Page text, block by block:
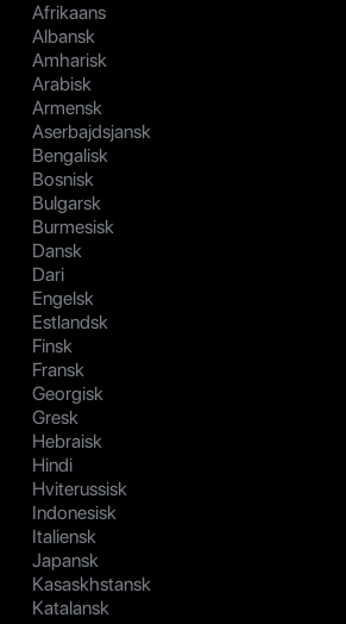
Afrikaans
Albansk
Amharisk
Arabisk
Armensk
Aserbajdsjansk
Bengalisk
Bosnisk
Bulgarsk
Burmesisk
Dansk
Dari
Engelsk
Estlandsk
Finsk
Fransk
Georgisk
Gresk
Hebraisk
Hindi
Hviterussisk
Indonesisk
Italiensk
Japansk
Kasaskhstansk
Katalansk